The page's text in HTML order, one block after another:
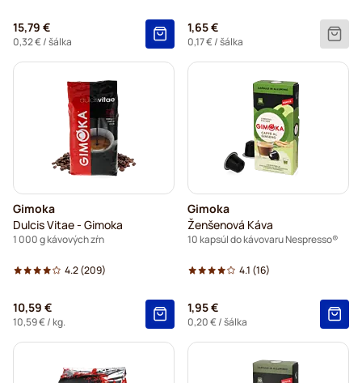
15,79 €
0,32 €/ šálka
1,65 €
0,17 €/ šálka
Gimoka
Dulcis Vitae - Gimoka
1 000 g kávových zŕn
4.2(209)
10,59 €
10,59 €/ kg.
Gimoka
Ženšenová Káva
10 kapsúl do kávovaru Nespresso®
4.1 (16)
1,95 €
0,20 €/ šálka